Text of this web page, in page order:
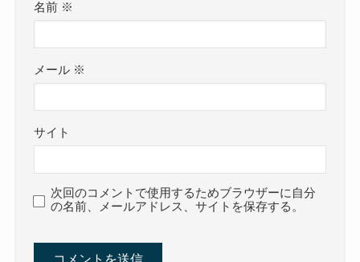
名前 ※
メール ※
サイト
次回のコメントで使用するためブラウザーに自分
の名前、メールアドレス、サイトを保存する。